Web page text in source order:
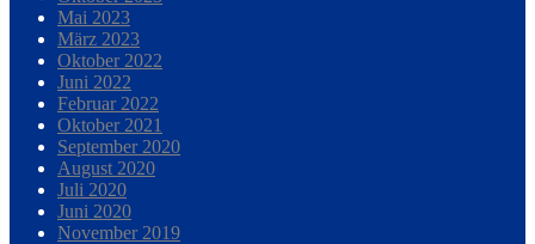
Mai 2023
März 2023
Oktober 2022
Juni 2022
Februar 2022
Oktober 2021
September 2020
August 2020
Juli 2020
Juni 2020
November 2019